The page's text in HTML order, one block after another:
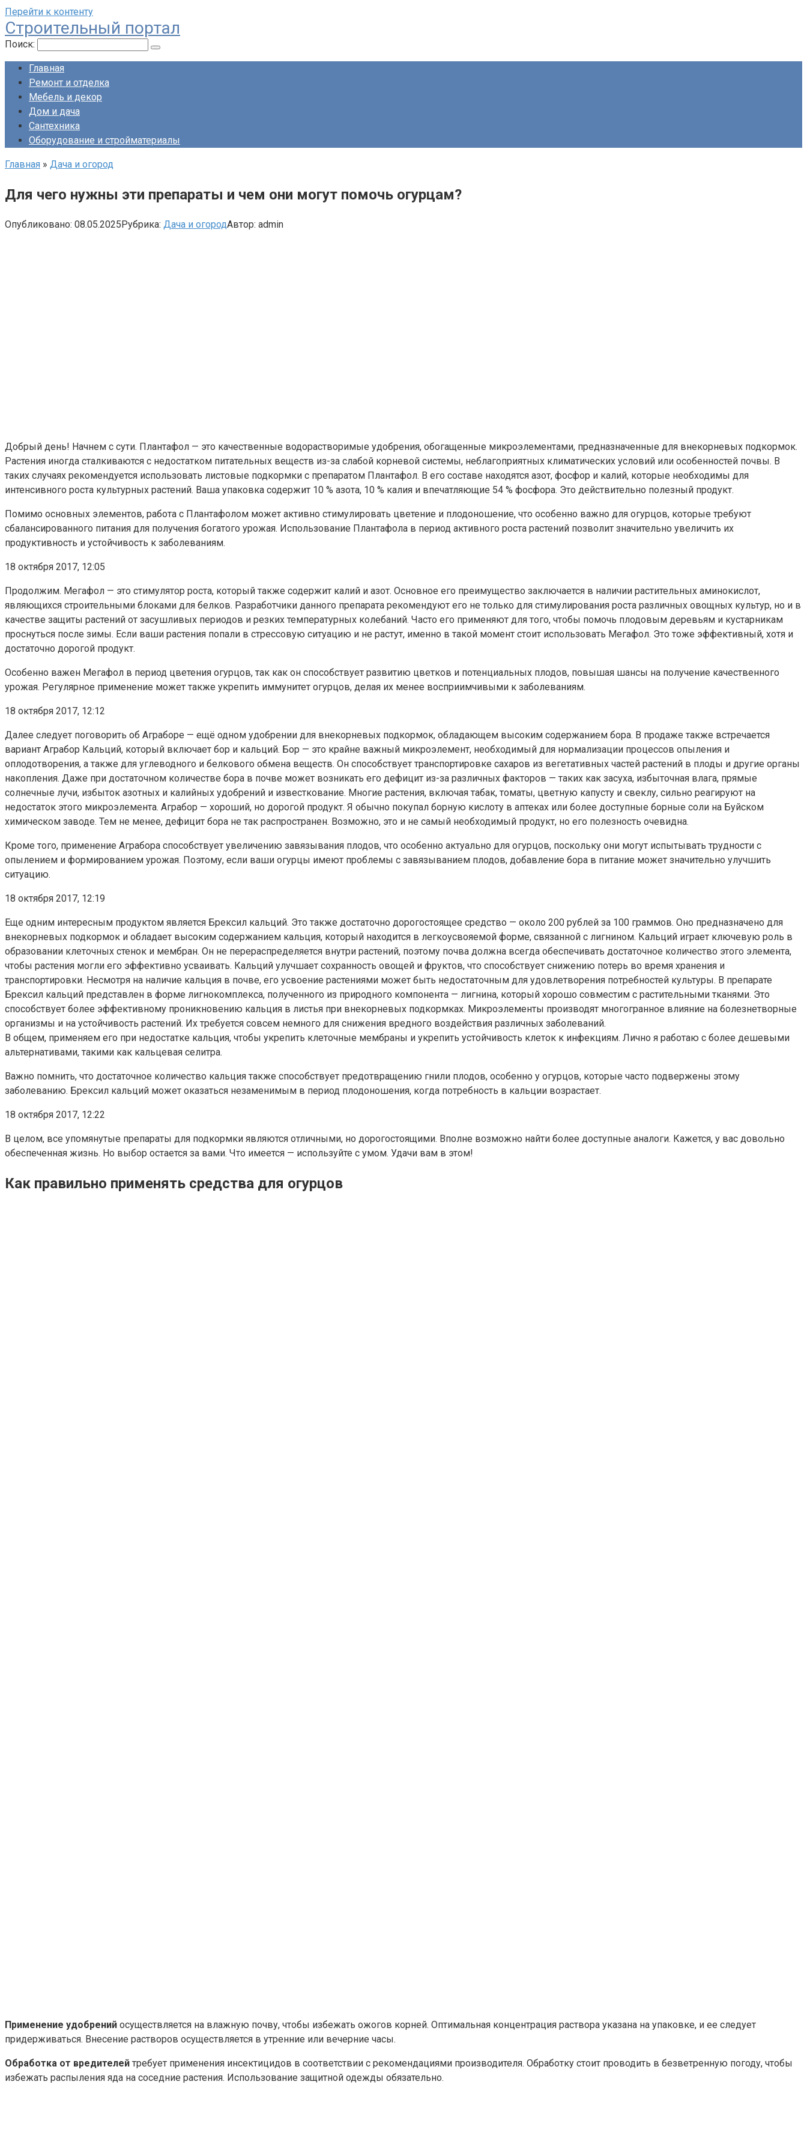
Перейти к контенту
Строительный портал
Поиск:
Главная
Ремонт и отделка
Мебель и декор
Дом и дача
Сантехника
Оборудование и стройматериалы
Главная » Дача и огород
Для чего нужны эти препараты и чем они могут помочь огурцам?
Опубликовано: 08.05.2025Рубрика: Дача и огородАвтор: admin
Добрый день! Начнем с сути. Плантафол — это качественные водорастворимые удобрения, обогащенные микроэлементами, предназначенные для внекорневых подкормок.
Растения иногда сталкиваются с недостатком питательных веществ из-за слабой корневой системы, неблагоприятных климатических условий или особенностей почвы. В
таких случаях рекомендуется использовать листовые подкормки с препаратом Плантафол. В его составе находятся азот, фосфор и калий, которые необходимы для
интенсивного роста культурных растений. Ваша упаковка содержит 10 % азота, 10 % калия и впечатляющие 54 % фосфора. Это действительно полезный продукт.
Помимо основных элементов, работа с Плантафолом может активно стимулировать цветение и плодоношение, что особенно важно для огурцов, которые требуют
сбалансированного питания для получения богатого урожая. Использование Плантафола в период активного роста растений позволит значительно увеличить их
продуктивность и устойчивость к заболеваниям.
18 октября 2017, 12:05
Продолжим. Мегафол — это стимулятор роста, который также содержит калий и азот. Основное его преимущество заключается в наличии растительных аминокислот,
являющихся строительными блоками для белков. Разработчики данного препарата рекомендуют его не только для стимулирования роста различных овощных культур, но и в
качестве защиты растений от засушливых периодов и резких температурных колебаний. Часто его применяют для того, чтобы помочь плодовым деревьям и кустарникам
проснуться после зимы. Если ваши растения попали в стрессовую ситуацию и не растут, именно в такой момент стоит использовать Мегафол. Это тоже эффективный, хотя и
достаточно дорогой продукт.
Особенно важен Мегафол в период цветения огурцов, так как он способствует развитию цветков и потенциальных плодов, повышая шансы на получение качественного
урожая. Регулярное применение может также укрепить иммунитет огурцов, делая их менее восприимчивыми к заболеваниям.
18 октября 2017, 12:12
Далее следует поговорить об Аграборе — ещё одном удобрении для внекорневых подкормок, обладающем высоким содержанием бора. В продаже также встречается
вариант Аграбор Кальций, который включает бор и кальций. Бор — это крайне важный микроэлемент, необходимый для нормализации процессов опыления и
оплодотворения, а также для углеводного и белкового обмена веществ. Он способствует транспортировке сахаров из вегетативных частей растений в плоды и другие органы
накопления. Даже при достаточном количестве бора в почве может возникать его дефицит из-за различных факторов — таких как засуха, избыточная влага, прямые
солнечные лучи, избыток азотных и калийных удобрений и известкование. Многие растения, включая табак, томаты, цветную капусту и свеклу, сильно реагируют на
недостаток этого микроэлемента. Аграбор — хороший, но дорогой продукт. Я обычно покупал борную кислоту в аптеках или более доступные борные соли на Буйском
химическом заводе. Тем не менее, дефицит бора не так распространен. Возможно, это и не самый необходимый продукт, но его полезность очевидна.
Кроме того, применение Аграбора способствует увеличению завязывания плодов, что особенно актуально для огурцов, поскольку они могут испытывать трудности с
опылением и формированием урожая. Поэтому, если ваши огурцы имеют проблемы с завязыванием плодов, добавление бора в питание может значительно улучшить
ситуацию.
18 октября 2017, 12:19
Еще одним интересным продуктом является Брексил кальций. Это также достаточно дорогостоящее средство — около 200 рублей за 100 граммов. Оно предназначено для
внекорневых подкормок и обладает высоким содержанием кальция, который находится в легкоусвояемой форме, связанной с лигнином. Кальций играет ключевую роль в
образовании клеточных стенок и мембран. Он не перераспределяется внутри растений, поэтому почва должна всегда обеспечивать достаточное количество этого элемента,
чтобы растения могли его эффективно усваивать. Кальций улучшает сохранность овощей и фруктов, что способствует снижению потерь во время хранения и
транспортировки. Несмотря на наличие кальция в почве, его усвоение растениями может быть недостаточным для удовлетворения потребностей культуры. В препарате
Брексил кальций представлен в форме лигнокомплекса, полученного из природного компонента — лигнина, который хорошо совместим с растительными тканями. Это
способствует более эффективному проникновению кальция в листья при внекорневых подкормках. Микроэлементы производят многогранное влияние на болезнетворные
организмы и на устойчивость растений. Их требуется совсем немного для снижения вредного воздействия различных заболеваний.
В общем, применяем его при недостатке кальция, чтобы укрепить клеточные мембраны и укрепить устойчивость клеток к инфекциям. Лично я работаю с более дешевыми
альтернативами, такими как кальцевая селитра.
Важно помнить, что достаточное количество кальция также способствует предотвращению гнили плодов, особенно у огурцов, которые часто подвержены этому
заболеванию. Брексил кальций может оказаться незаменимым в период плодоношения, когда потребность в кальции возрастает.
18 октября 2017, 12:22
В целом, все упомянутые препараты для подкормки являются отличными, но дорогостоящими. Вполне возможно найти более доступные аналоги. Кажется, у вас довольно
обеспеченная жизнь. Но выбор остается за вами. Что имеется — используйте с умом. Удачи вам в этом!
Как правильно применять средства для огурцов
Применение удобрений осуществляется на влажную почву, чтобы избежать ожогов корней. Оптимальная концентрация раствора указана на упаковке, и ее следует
придерживаться. Внесение растворов осуществляется в утренние или вечерние часы.
Обработка от вредителей требует применения инсектицидов в соответствии с рекомендациями производителя. Обработку стоит проводить в безветренную погоду, чтобы
избежать распыления яда на соседние растения. Использование защитной одежды обязательно.